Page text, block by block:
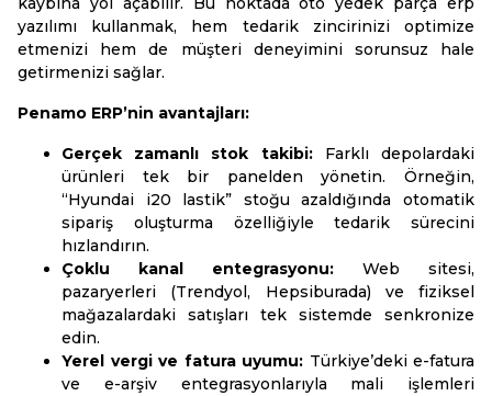
yazılımı kullanmak, hem tedarik zincirinizi optimize
etmenizi hem de müşteri deneyimini sorunsuz hale
getirmenizi sağlar.
Penamo ERP’nin avantajları:
Gerçek zamanlı stok takibi: Farklı depolardaki
ürünleri tek bir panelden yönetin. Örneğin,
“Hyundai i20 lastik” stoğu azaldığında otomatik
sipariş oluşturma özelliğiyle tedarik sürecini
hızlandırın.
Çoklu kanal entegrasyonu: Web sitesi,
pazaryerleri (Trendyol, Hepsiburada) ve fiziksel
mağazalardaki satışları tek sistemde senkronize
edin.
Yerel vergi ve fatura uyumu: Türkiye’deki e-fatura
ve e-arşiv entegrasyonlarıyla mali işlemleri